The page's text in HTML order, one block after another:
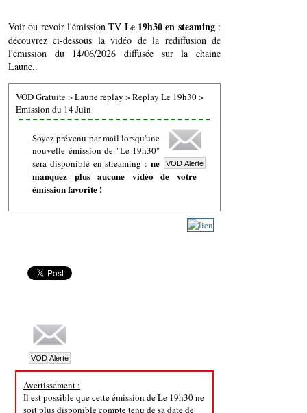
Voir ou revoir l'émission TV Le 19h30 en steaming:
découvrez ci-dessous la vidéo de la rediffusion de
l'émission du 14/06/2026 diffusée sur la chaine
Laune..
VOD Gratuite>Laune replay >Replay Le 19h30>
Emission du 14 Juin
Soyez prévenu par mail lorsqu'une
nouvelle émission de "Le 19h30"
sera disponible en streaming : ne
manquez plus aucune vidéo de votre
émission favorite !
Avertissement :
Il est possible que cette émission de Le 19h30 ne
soit plus disponible compte tenu de sa date de